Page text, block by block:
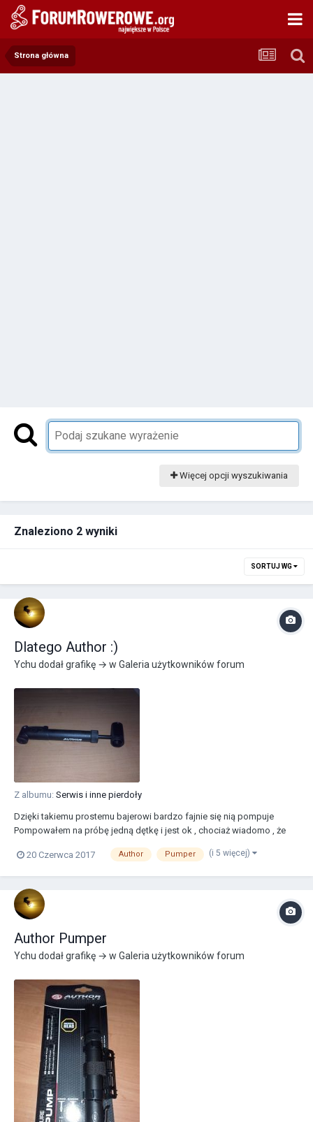
Strona główna
Więcej opcji wyszukiwania
Znaleziono 2 wyniki
SORTUJ WG
Dlatego Author :)
Ychu dodał grafikę → w Galeria użytkowników forum
Z albumu: Serwis i inne pierdoły
Dzięki takiemu prostemu bajerowi bardzo fajnie się nią pompuje
Pompowałem na próbę jedną dętkę i jest ok , chociaż wiadomo , że
20 Czerwca 2017
Author Pumper (i 5 więcej)
Author Pumper
Ychu dodał grafikę → w Galeria użytkowników forum